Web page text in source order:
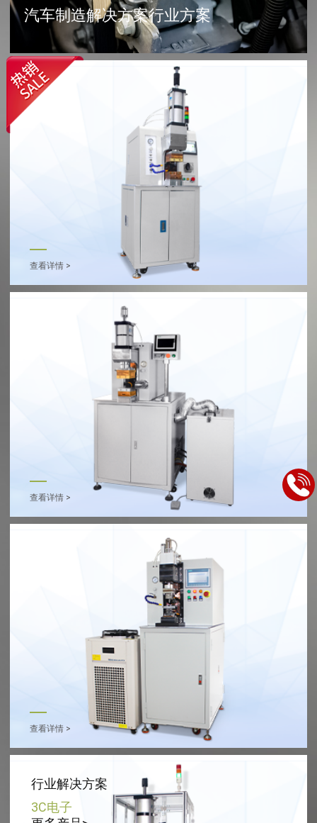
汽车制造解决方案行业方案
查看详情 >
查看详情 >
查看详情 >
行业解决方案
3C电子